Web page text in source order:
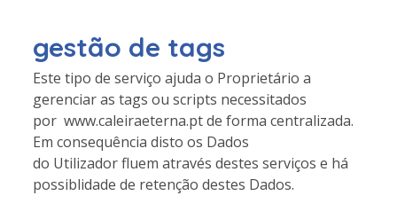
gestão de tags
Este tipo de serviço ajuda o Proprietário a
gerenciar as tags ou scripts necessitados
por www.caleiraeterna.pt de forma centralizada.
Em consequência disto os Dados
do Utilizador fluem através destes serviços e há
possiblidade de retenção destes Dados.